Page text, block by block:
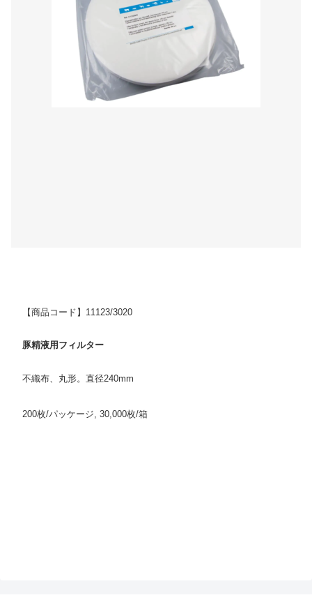
【商品コード】11123/3020
豚精液用フィルター
不織布、丸形。直径240mm
200枚/パッケージ, 30,000枚/箱